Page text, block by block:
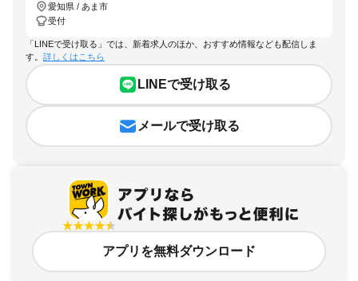
愛知県 / あま市
受付
「LINEで受け取る」では、新着求人のほか、おすすめ情報なども配信しま
す。 詳しくはこちら
LINEで受け取る
メールで受け取る
アプリを無料ダウンロード